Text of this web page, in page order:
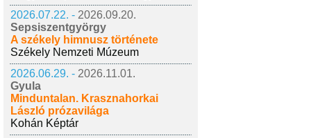
2026.07.22. - 2026.09.20.
Sepsiszentgyörgy
A székely himnusz története
Székely Nemzeti Múzeum
2026.06.29. - 2026.11.01.
Gyula
Minduntalan. Krasznahorkai
László prózavilága
Kohán Képtár